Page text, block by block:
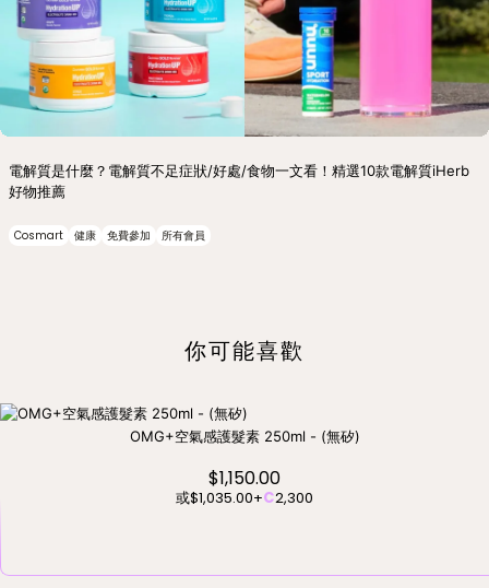
電解質是什麼？電解質不足症狀/好處/食物一文看！精選10款電解質iHerb
好物推薦
Cosmart 健康 免費參加 所有會員
你可能喜歡
OMG+空氣感護髮素 250ml - (無矽)
$1,150.00
或$1,035.00+C2,300